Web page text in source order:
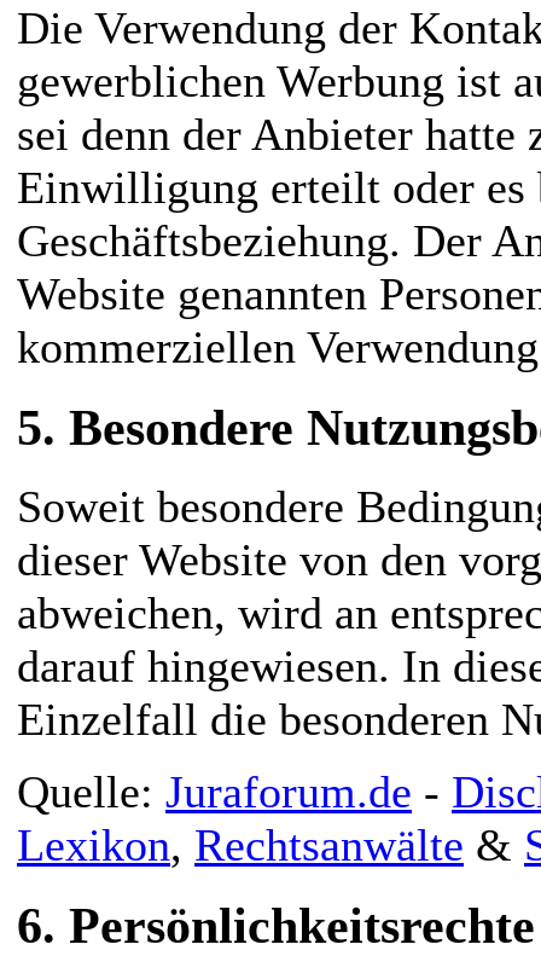
Die Verwendung der
gewerblichen Werbung ist
sei denn der Anbieter
Einwilligung erteilt oder es
Geschäftsbeziehung. Der
Website genannten
kommerziellen
5. Besondere
Soweit besondere
dieser Website von den
abweichen, wird an
darauf hingewiesen. In
Einzelfall die besonderen
Quelle: Juraforum.de -
Lexikon, Rechtsanwälte &
6. Persönlichkeitsrechte